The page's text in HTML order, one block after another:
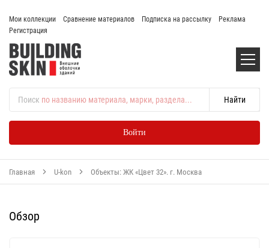
Мои коллекции Сравнение материалов Подписка на рассылку
Реклама
Регистрация
Поиск по названию материала, марки, раздела...
Войти
Главная U-kon Объекты: ЖК «Цвет 32». г. Москва
Обзор